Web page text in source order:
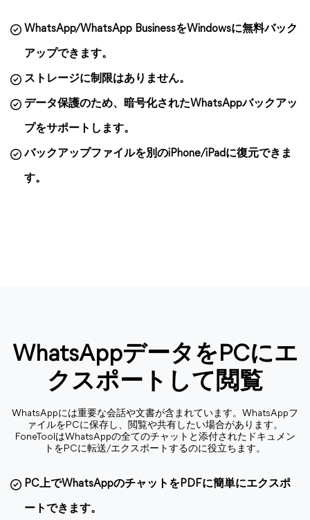
WhatsApp/WhatsApp BusinessをWindowsに無料バック
アップできます。
ストレージに制限はありません。
データ保護のため、暗号化されたWhatsAppバックアッ
プをサポートします。
バックアップファイルを別のiPhone/iPadに復元できま
す。
WhatsAppデータをPCにエ
クスポートして閲覧
WhatsAppには重要な会話や文書が含まれています。WhatsAppフ
ァイルをPCに保存し、閲覧や共有したい場合があります。
FoneToolはWhatsAppの全てのチャットと添付されたドキュメン
トをPCに転送/エクスポートするのに役立ちます。
PC上でWhatsAppのチャットをPDFに簡単にエクスポ
ートできます。